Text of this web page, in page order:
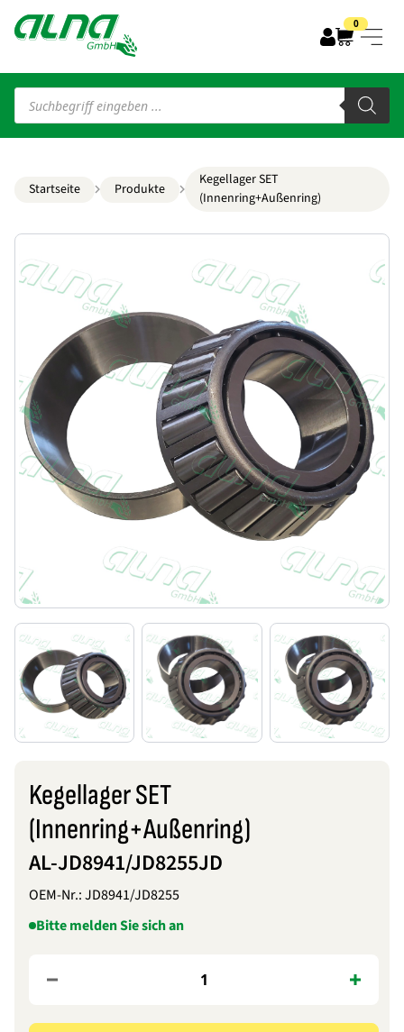
0
Products
search
Startseite Produkte
Kegellager SET
(Innenring+Außenring)
Kegellager SET
(Innenring+Außenring)
AL-JD8941/JD8255JD
OEM-Nr.:JD8941/JD8255
Bitte melden Sie sich an